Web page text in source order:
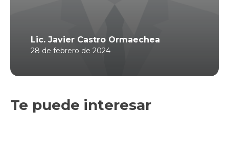
Lic. Javier Castro Ormaechea
28 de febrero de 2024
Te puede interesar